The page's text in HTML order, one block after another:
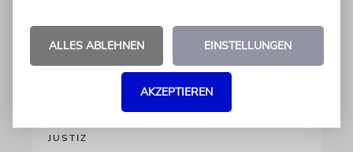
JUSTIZ
ALLES ABLEHNEN EINSTELLUNGEN
AKZEPTIEREN